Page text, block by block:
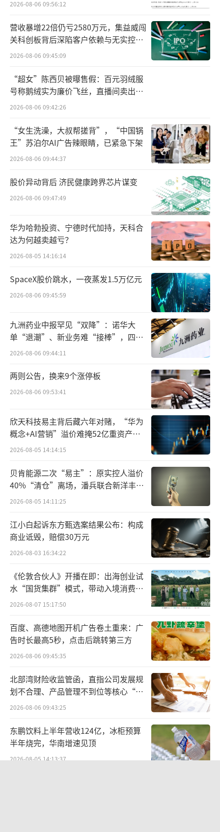
在国家标准《果蔬汁类及其饮料》（GB/T
31121-2014）中，非复原果汁即原榨果汁，指
的是以水果为原料，采用机械方法直接制成的
未经浓缩的汁液饮品。也就是说，标注了NFC
张浩然表示，“NFC”本质上属于食品行
业中技术性、品质性的术语，是具有明确品质
指向和商业含义的行业通用表达。如果包装宣
传“NFC”原榨果汁，但产品是浓缩还原的果
汁饮料或是调配饮品，则涉及虚假宣传。
“纯果汁”须满足两个核心条件
除了NFC外，果汁包装上还常常能看到F
C、HPP等英文字母标识。这些专业标识究竟代
表什么？北京大学第一医院临床营养科主任医
师窦攀表示，FC、NFC、HPP都属于100%纯
FC是浓缩还原果汁：先高温浓缩，出售前
再加水勾兑。高温会损失抗氧化物质、维生素C
这类怕热的营养素。
NFC是非浓缩还原果汁：压榨后不再加
HPP是超高压冷压果汁：低温高压杀菌，
能最大程度保留维生素、植物化学素，口感也
更好。
值得注意的是，纯果汁（即果蔬汁）必须
接加工制成，不添加任何外源水；二是不允许
添加糖、香精、防腐剂等食品添加剂。
此外，专家还表示，有些果汁产品标注的
所谓“真果汁”，这一概念在国家标准中并不
存在，它仅仅是商家用于宣传的营销术语。
酸甜饮品未必是果汁品类区分有标准
很多消费者选果汁时，容易把果汁、果汁
饮料，甚至是果味饮料混淆。这三种究竟有什
么区别？主要还得看清配料表：
标注为“果蔬汁（浆）”的产品，果汁
可溶性固形物含量要对应不同水果品种，符合
国家标准里的专属指标；
标注为“果汁饮料”“复合果蔬汁（浆）
饮料”的产品，果汁（浆）或蔬菜汁（浆）的
含量最低要求为10%。
2026-08-06 09:56:12
营收暴增22倍仍亏2580万元，集益威闯
关科创板背后深陷客户依赖与无实控人
困局
2026-08-06 09:45:09
“超女”陈西贝被曝售假：百元羽绒服
号称鹅绒实为廉价飞丝，直播间卖出超
百万元
2026-08-06 09:42:26
“女生洗澡，大叔帮搓背”，“中国锅
王”苏泊尔AI广告辣眼睛，已紧急下架
2026-08-06 09:44:37
股价异动背后 济民健康跨界芯片谋变
2026-08-06 09:47:49
华为哈勃投资、宁德时代加持，天科合
达为何越卖越亏？
2026-08-05 14:16:14
SpaceX股价跳水，一夜蒸发1.5万亿元
2026-08-06 09:45:59
九洲药业中报罕见“双降”：诺华大
单“退潮”、新业务难“接棒”，四大
难关待闯
2026-08-06 09:44:11
两则公告，换来9个涨停板
2026-08-06 09:53:41
欣天科技易主背后藏六年对赌，“华为
概念+AI营销”溢价难掩52亿重资产考
验
2026-08-05 14:14:15
贝肯能源二次“易主”：原实控人溢价
40%“清仓”离场，潘兵联合新洋丰、
宏科百世拟入主
2026-08-05 14:11:25
江小白起诉东方甄选案结果公布：构成
商业诋毁，赔偿30万元
2026-08-03 16:34:22
《伦敦合伙人》开播在即：出海创业试
水“国货集群”模式，带动入境消费反
向种草
2026-08-07 15:17:50
百度、高德地图开机广告卷土重来：广
告时长最高5秒，点击后跳转第三方
2026-08-06 09:45:35
北部湾财险收监管函，直指公司发展规
划不合理、产品管理不到位等核心“痛
点”
2026-08-06 09:43:25
东鹏饮料上半年营收124亿，冰柜预算
半年烧完，华南增速见顶
2026-08-05 14:13:37